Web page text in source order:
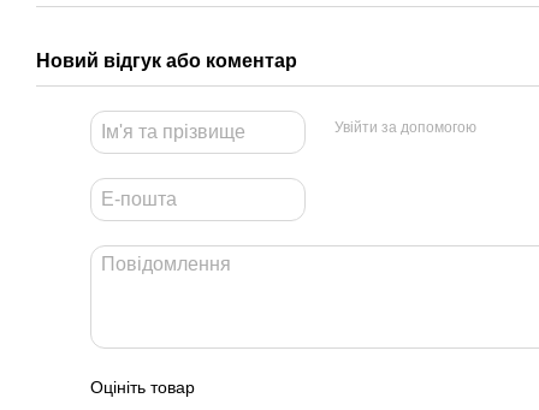
Новий відгук або коментар
Увійти за допомогою
Оцініть товар